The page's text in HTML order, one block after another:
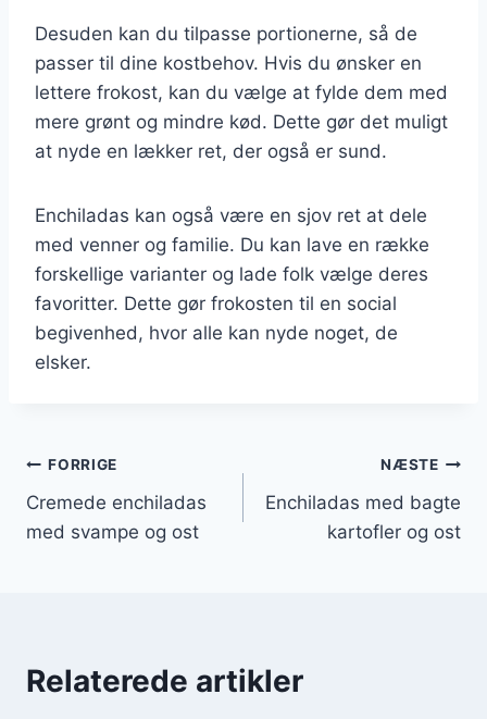
Desuden kan du tilpasse portionerne, så de
passer til dine kostbehov. Hvis du ønsker en
lettere frokost, kan du vælge at fylde dem med
mere grønt og mindre kød. Dette gør det muligt
at nyde en lækker ret, der også er sund.
Enchiladas kan også være en sjov ret at dele
med venner og familie. Du kan lave en række
forskellige varianter og lade folk vælge deres
favoritter. Dette gør frokosten til en social
begivenhed, hvor alle kan nyde noget, de
elsker.
Indlægsnavigation
FORRIGE
Cremede enchiladas
med svampe og ost
NÆSTE
Enchiladas med bagte
kartofler og ost
Relaterede artikler